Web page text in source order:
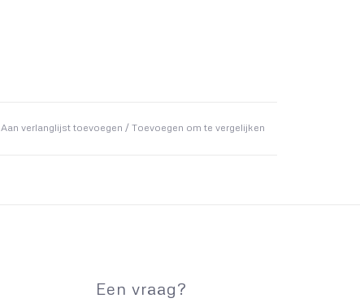
Aan verlanglijst toevoegen / Toevoegen om te vergelijken
Een vraag?